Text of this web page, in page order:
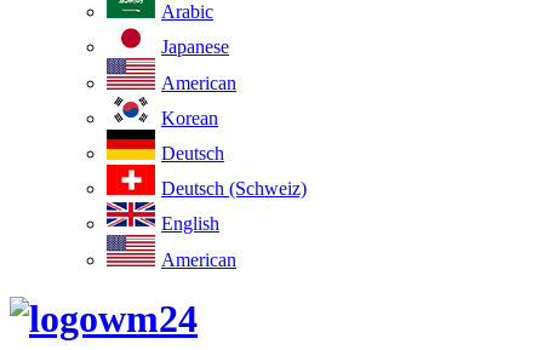
Arabic
Japanese
American
Korean
Deutsch
Deutsch (Schweiz)
English
American